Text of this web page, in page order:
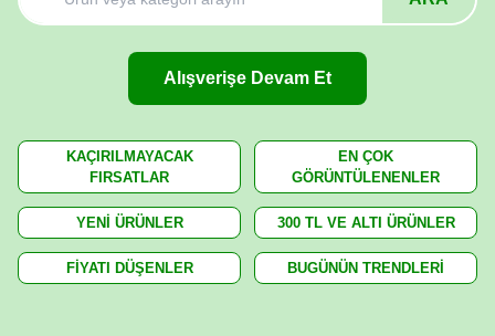
Alışverişe Devam Et
KAÇIRILMAYACAK
FIRSATLAR
EN ÇOK
GÖRÜNTÜLENENLER
YENİ ÜRÜNLER 300 TL VE ALTI ÜRÜNLER
FİYATI DÜŞENLER BUGÜNÜN TRENDLERİ